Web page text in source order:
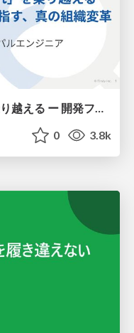
生成AI導入の「期待外れ」を乗り越える ー 開発フロー改革が目指す、真の組織変革
0 3.8k